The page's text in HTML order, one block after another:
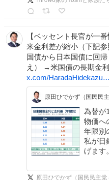
【ベッセント長官が一番
米金利差が縮小（下記
国債から日本国債に回
え） →米国債の長期金
x.com/HaradaHidekazu…
為替が
物価へ
年限別
私が日
げます
金利
為替を